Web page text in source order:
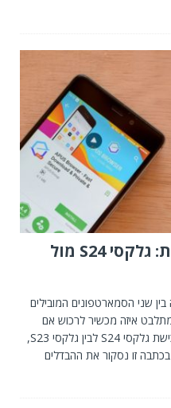
קרב הגלקסיות: גלקסי S24 מול
שני הסמארטפונים המובילים
איזה מכשיר לרכוש אם
אתם מתלבטים בין רכישת גלקסי S24 לבין גלקסי S23,
זו נסקור את ההבדלים